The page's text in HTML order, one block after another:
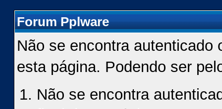
Forum Pplware
Não se encontra autenticado
esta página. Podendo ser
Não se encontra